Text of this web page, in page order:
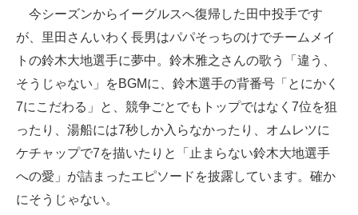
今シーズンからイーグルスへ復帰した田中投手です
が、里田さんいわく長男はパパそっちのけでチームメイ
トの鈴木大地選手に夢中。鈴木雅之さんの歌う「違う、
そうじゃない」をBGMに、鈴木選手の背番号「とにかく
7にこだわる」と、競争ごとでもトップではなく7位を狙
ったり、湯船には7秒しか入らなかったり、オムレツに
ケチャップで7を描いたりと「止まらない鈴木大地選手
への愛」が詰まったエピソードを披露しています。確か
にそうじゃない。